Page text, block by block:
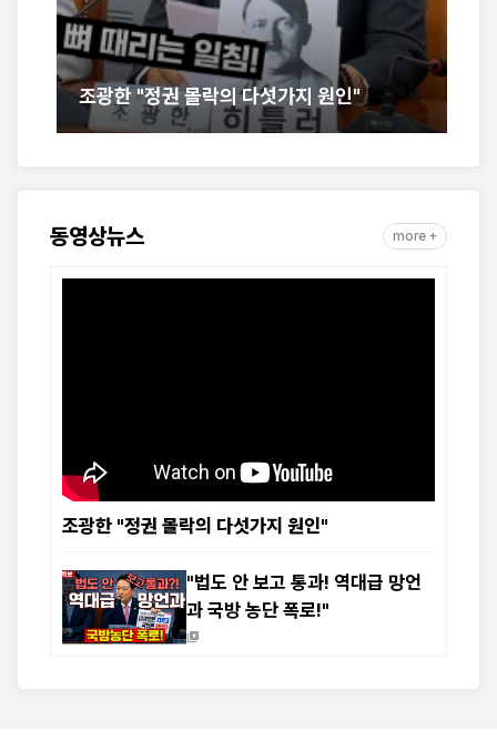
조광한 "정권 몰락의 다섯가지 원인"
동영상뉴스 more +
조광한 "정권 몰락의 다섯가지 원인"
"법도 안 보고 통과! 역대급 망언
과 국방 농단 폭로!"